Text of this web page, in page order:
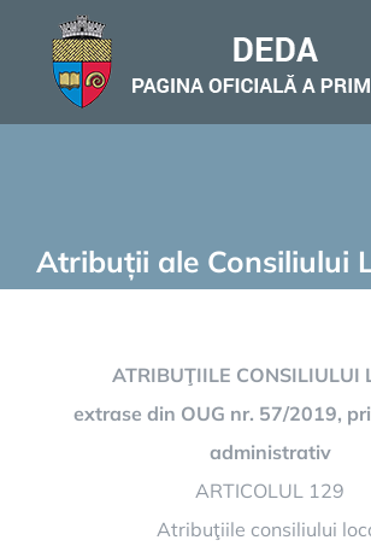
content
Atribuții ale Consiliului
ATRIBUŢIILE CONSILIULUI
extrase din OUG nr. 57/2019,
administrativ
ARTICOLUL 129
Atribuţiile consiliului